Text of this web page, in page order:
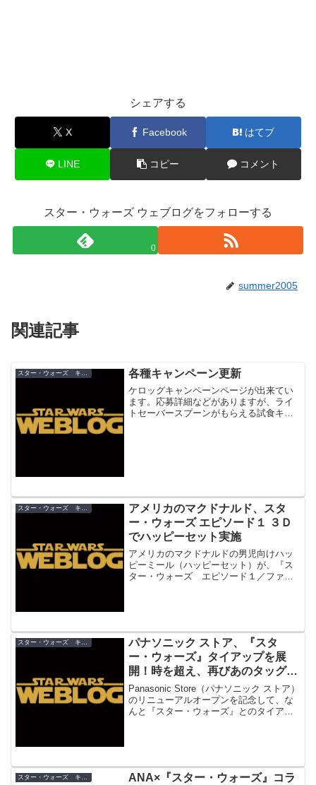
シェアする
X Facebook はてブ
LINE コピー コメント
スター・ウォーズ ウェブログをフォローする
0
summer2005
関連記事
各種キャンペーン更新
ケロッグキャンペーンページが出来てい
ます。応募詳細などがありますが、ライ
トセーバースプーンがもらえる試食キャ
アメリカのマクドナルド、スタ
ー・ウォーズ エピソード１ ３Ｄ
でハッピーセット実施
アメリカのマクドナルドの男児向けハッ
ピーミール（ハッピーセット）が、『ス
ター・ウォーズ エピソード１／ファン
スター・ウォーズ キャンペーン
パナソニック ストア、『スタ
ー・ウォーズ』タイアップを展
開！時を超え、再びあのタッグが
実現
Panasonic Store（パナソニック ストア）
のリニューアルオープンを記念して、な
んと『スター・ウォーズ』とのタイアッ
スター・ウォーズ キャンペーン
ANA×『スター・ウォーズ』コラ